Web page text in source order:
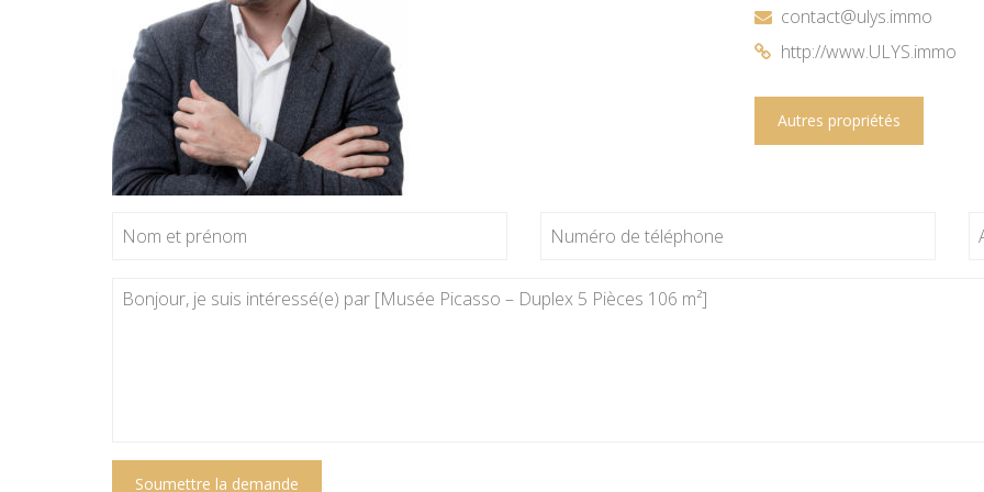
contact@ulys.immo
http://www.ULYS.immo
Autres propriétés
Soumettre la demande